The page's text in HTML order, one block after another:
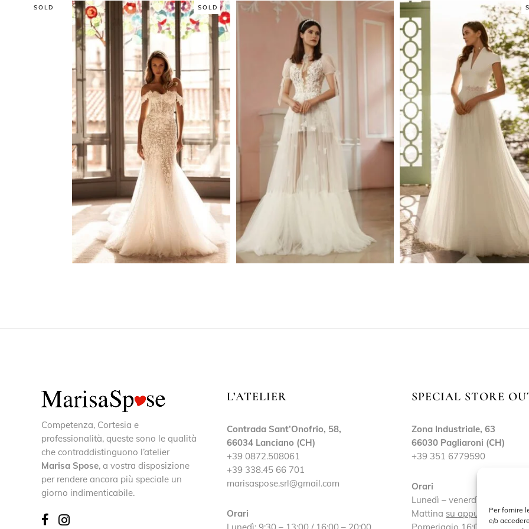
Per fornire
e/o
SOLD SOLD
Competenza, Cortesia e
professionalità, queste sono le qualità
che contraddistinguono l’atelier
Marisa Spose, a vostra disposizione
per rendere ancora più speciale un
giorno indimenticabile.
L’ATELIER
Contrada Sant’Onofrio, 58,
66034 Lanciano (CH)
+39 0872.508061
+39 338.45 66 701
marisaspose.srl@gmail.com
Orari
SPECIAL STORE
Zona Industriale, 63
66030 Pagliaroni (CH)
+39 351 6779590
Orari
Lunedì – venerdì:
Mattina su appuntamento